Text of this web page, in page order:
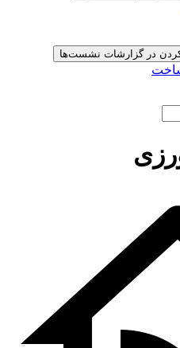
کردن در گزارشات نشست‌ها